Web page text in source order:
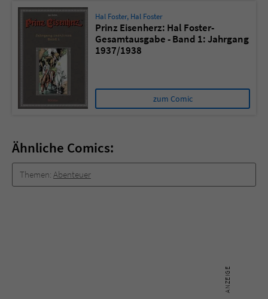
Hal Foster, Hal Foster
Prinz Eisenherz: Hal Foster-
Gesamtausgabe - Band 1: Jahrgang
1937/1938
zum Comic
Ähnliche Comics:
Themen: Abenteuer